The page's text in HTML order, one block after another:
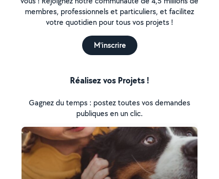
membres, professionnels et particuliers, et facilitez
votre quotidien pour tous vos projets !
M'inscrire
Réalisez vos Projets !
Gagnez du temps : postez toutes vos demandes
publiques en un clic.